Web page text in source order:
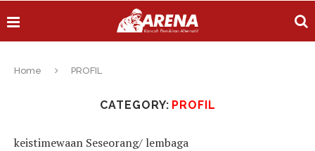
Home PROFIL
CATEGORY: PROFIL
keistimewaan Seseorang/ lembaga